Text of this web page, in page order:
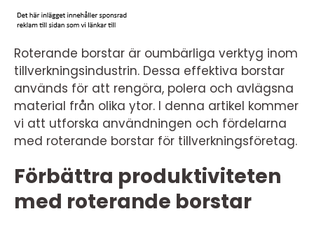
Roterande borstar är oumbärliga verktyg inom
tillverkningsindustrin. Dessa effektiva borstar
används för att rengöra, polera och avlägsna
material från olika ytor. I denna artikel kommer
vi att utforska användningen och fördelarna
med roterande borstar för tillverkningsföretag.
Förbättra produktiviteten
med roterande borstar